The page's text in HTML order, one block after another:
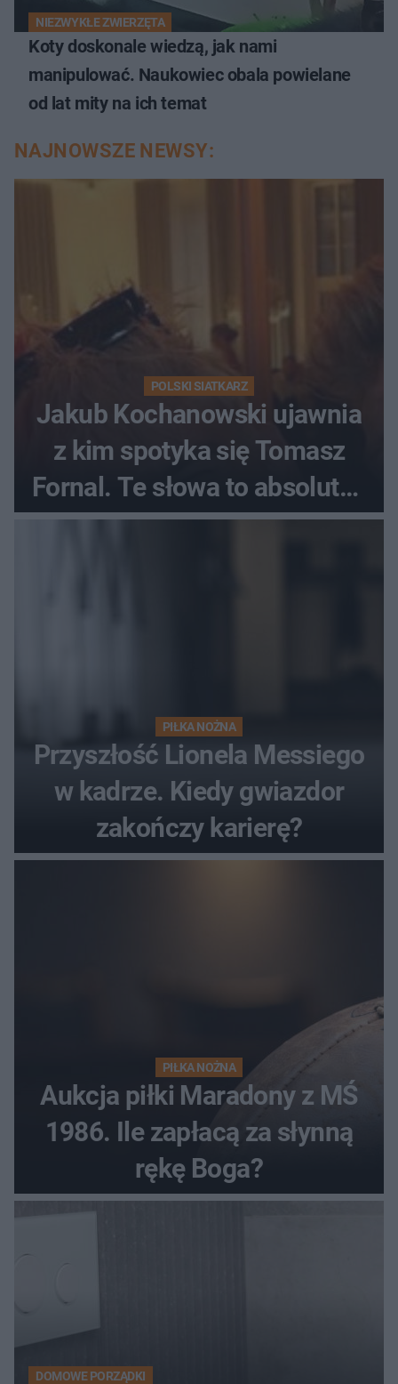
NIEZWYKŁE ZWIERZĘTA
Koty doskonale wiedzą, jak nami
manipulować. Naukowiec obala powielane
od lat mity na ich temat
NAJNOWSZE NEWSY:
POLSKI SIATKARZ
Jakub Kochanowski ujawnia
z kim spotyka się Tomasz
Fornal. Te słowa to absolutny
hit
PIŁKA NOŻNA
Przyszłość Lionela Messiego
w kadrze. Kiedy gwiazdor
zakończy karierę?
PIŁKA NOŻNA
Aukcja piłki Maradony z MŚ
1986. Ile zapłacą za słynną
rękę Boga?
DOMOWE PORZĄDKI